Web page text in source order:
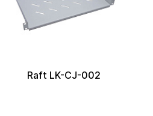
Raft LK-CJ-002